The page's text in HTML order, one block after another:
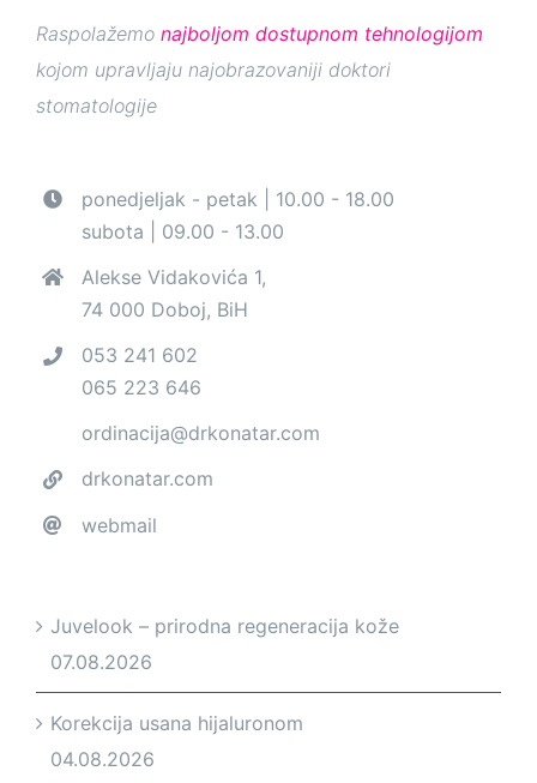
Raspolažemo najboljom dostupnom tehnologijom
kojom upravljaju najobrazovaniji doktori
stomatologije
ponedjeljak - petak | 10.00 - 18.00
subota | 09.00 - 13.00
Alekse Vidakovića 1,
74 000 Doboj, BiH
053 241 602
065 223 646
ordinacija@drkonatar.com
drkonatar.com
webmail
Juvelook – prirodna regeneracija kože
07.08.2026
Korekcija usana hijaluronom
04.08.2026